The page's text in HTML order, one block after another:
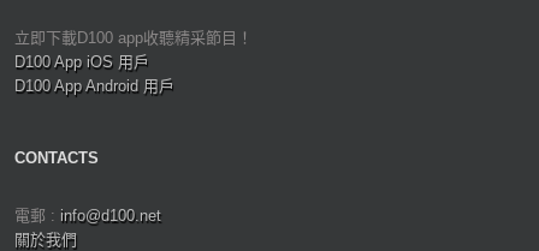
立即下載D100 app收聽精采節目！
D100 App iOS 用戶
D100 App Android 用戶
CONTACTS
電郵 : info@d100.net
關於我們